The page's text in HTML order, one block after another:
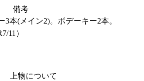
備考
3本(メイン2)。ボデーキー2本。
11）
上物について